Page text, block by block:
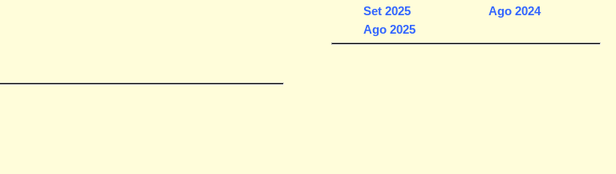
Set 2025
Ago 2025
Ago 2024